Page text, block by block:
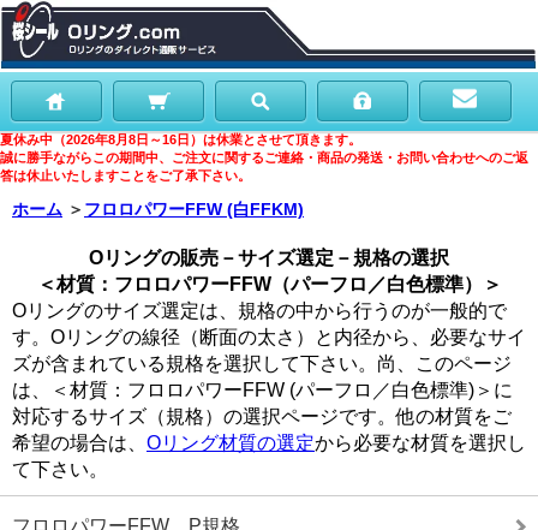
夏休み中（2026年8月8日～16日）は休業とさせて頂きます。
誠に勝手ながらこの期間中、ご注文に関するご連絡・商品の発送・お問い合わせへのご返
答は休止いたしますことをご了承下さい。
ホーム ＞ フロロパワーFFW (白FFKM)
Oリングの販売－サイズ選定－規格の選択
＜材質：フロロパワーFFW（パーフロ／白色標準）＞
Oリングのサイズ選定は、規格の中から行うのが一般的で
す。Oリングの線径（断面の太さ）と内径から、必要なサイ
ズが含まれている規格を選択して下さい。尚、このページ
は、＜材質：フロロパワーFFW (パーフロ／白色標準)＞に
対応するサイズ（規格）の選択ページです。他の材質をご
希望の場合は、 Oリング材質の選定から必要な材質を選択し
て下さい。